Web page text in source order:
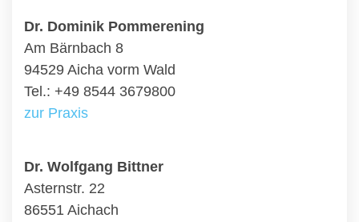
Dr. Dominik Pommerening
Am Bärnbach 8
94529 Aicha vorm Wald
Tel.: +49 8544 3679800
zur Praxis
Dr. Wolfgang Bittner
Asternstr. 22
86551 Aichach